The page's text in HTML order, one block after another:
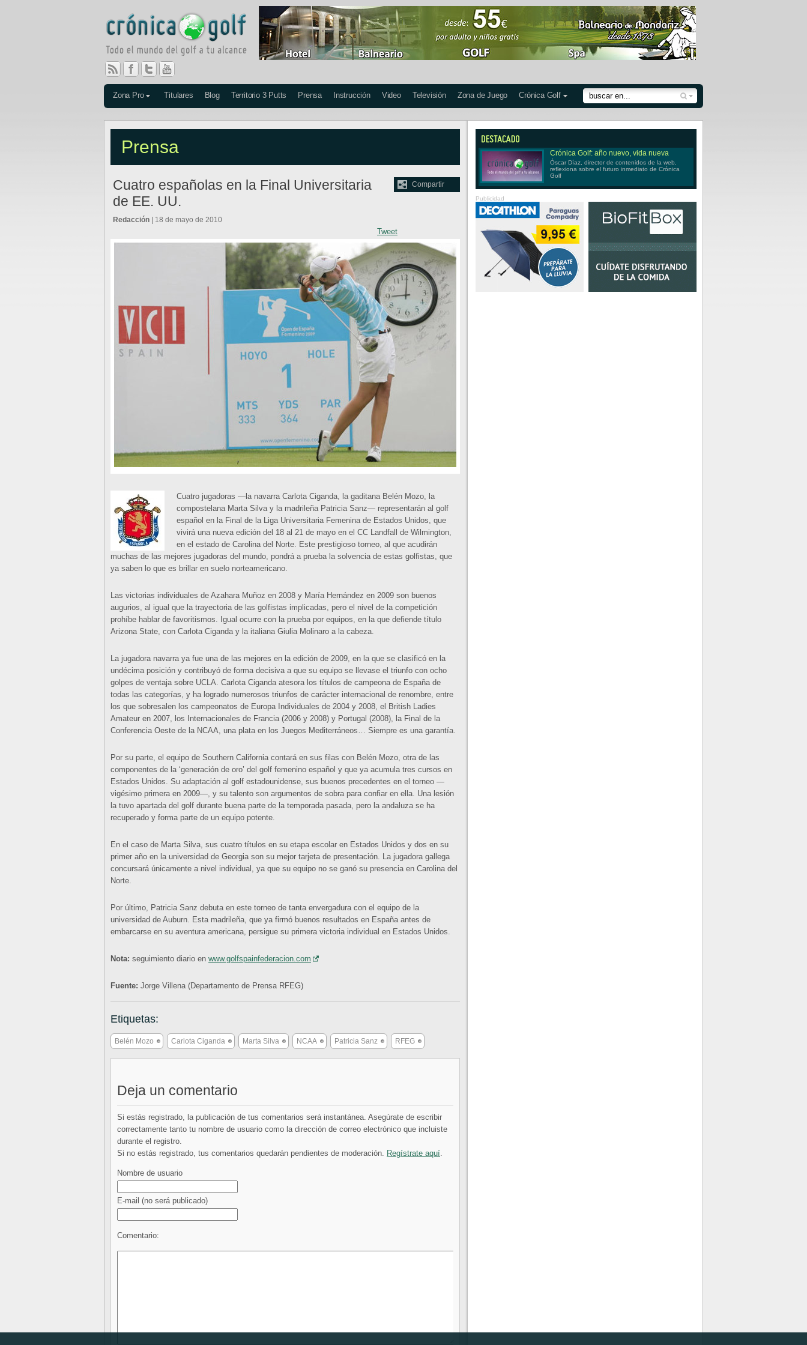
Zona Pro Titulares Blog Territorio 3 Putts Prensa Instrucción Video Televisión Zona de Juego Crónica Golf
Prensa
Compartir
Cuatro españolas en la Final Universitaria
de EE. UU.
Tweet
Redacción | 18 de mayo de 2010
Cuatro jugadoras —la navarra Carlota Ciganda, la gaditana Belén Mozo, la
compostelana Marta Silva y la madrileña Patricia Sanz— representarán al golf
español en la Final de la Liga Universitaria Femenina de Estados Unidos, que
vivirá una nueva edición del 18 al 21 de mayo en el CC Landfall de Wilmington,
en el estado de Carolina del Norte. Este prestigioso torneo, al que acudirán
muchas de las mejores jugadoras del mundo, pondrá a prueba la solvencia de estas golfistas, que
ya saben lo que es brillar en suelo norteamericano.
Las victorias individuales de Azahara Muñoz en 2008 y María Hernández en 2009 son buenos
augurios, al igual que la trayectoria de las golfistas implicadas, pero el nivel de la competición
prohíbe hablar de favoritismos. Igual ocurre con la prueba por equipos, en la que defiende título
Arizona State, con Carlota Ciganda y la italiana Giulia Molinaro a la cabeza.
La jugadora navarra ya fue una de las mejores en la edición de 2009, en la que se clasificó en la
undécima posición y contribuyó de forma decisiva a que su equipo se llevase el triunfo con ocho
golpes de ventaja sobre UCLA. Carlota Ciganda atesora los títulos de campeona de España de
todas las categorías, y ha logrado numerosos triunfos de carácter internacional de renombre, entre
los que sobresalen los campeonatos de Europa Individuales de 2004 y 2008, el British Ladies
Amateur en 2007, los Internacionales de Francia (2006 y 2008) y Portugal (2008), la Final de la
Conferencia Oeste de la NCAA, una plata en los Juegos Mediterráneos… Siempre es una garantía.
Por su parte, el equipo de Southern California contará en sus filas con Belén Mozo, otra de las
componentes de la ‘generación de oro’ del golf femenino español y que ya acumula tres cursos en
Estados Unidos. Su adaptación al golf estadounidense, sus buenos precedentes en el torneo —
vigésimo primera en 2009—, y su talento son argumentos de sobra para confiar en ella. Una lesión
la tuvo apartada del golf durante buena parte de la temporada pasada, pero la andaluza se ha
recuperado y forma parte de un equipo potente.
En el caso de Marta Silva, sus cuatro títulos en su etapa escolar en Estados Unidos y dos en su
primer año en la universidad de Georgia son su mejor tarjeta de presentación. La jugadora gallega
concursará únicamente a nivel individual, ya que su equipo no se ganó su presencia en Carolina del
Norte.
Por último, Patricia Sanz debuta en este torneo de tanta envergadura con el equipo de la
universidad de Auburn. Esta madrileña, que ya firmó buenos resultados en España antes de
embarcarse en su aventura americana, persigue su primera victoria individual en Estados Unidos.
Nota: seguimiento diario en www.golfspainfederacion.com
Fuente: Jorge Villena (Departamento de Prensa RFEG)
Etiquetas:
Belén Mozo Carlota Ciganda Marta Silva NCAA Patricia Sanz RFEG
Deja un comentario
Si estás registrado, la publicación de tus comentarios será instantánea. Asegúrate de escribir
correctamente tanto tu nombre de usuario como la dirección de correo electrónico que incluiste
durante el registro.
Si no estás registrado, tus comentarios quedarán pendientes de moderación. Regístrate aquí.
Nombre de usuario
E-mail (no será publicado)
Comentario:
Crónica Golf: año nuevo, vida nueva
Óscar Díaz, director de contenidos de la web,
reflexiona sobre el futuro inmediato de Crónica
Golf
Publicidad